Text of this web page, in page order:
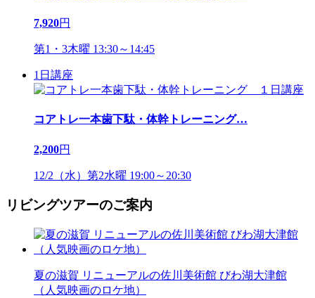
7,920円
第1・3木曜 13:30～14:45
1日講座
コアトレ一本歯下駄・体幹トレーニング…
2,200円
12/2（水）第2水曜 19:00～20:30
リビングツアーのご案内
夏の滋賀 リニューアルの佐川美術館 びわ湖大津館
（人気映画のロケ地）